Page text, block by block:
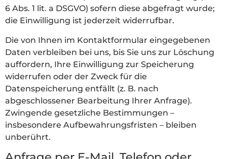
6 Abs. 1 lit. a DSGVO) sofern diese abgefragt wurde;
die Einwilligung ist jederzeit widerrufbar.
Die von Ihnen im Kontaktformular eingegebenen
Daten verbleiben bei uns, bis Sie uns zur Löschung
auffordern, Ihre Einwilligung zur Speicherung
widerrufen oder der Zweck für die
Datenspeicherung entfällt (z. B. nach
abgeschlossener Bearbeitung Ihrer Anfrage).
Zwingende gesetzliche Bestimmungen –
insbesondere Aufbewahrungsfristen – bleiben
unberührt.